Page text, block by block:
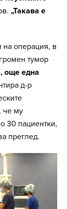
„Такава е
на операция, в
тумор
още една
д-р
че му
30 пациентки,
преглед.